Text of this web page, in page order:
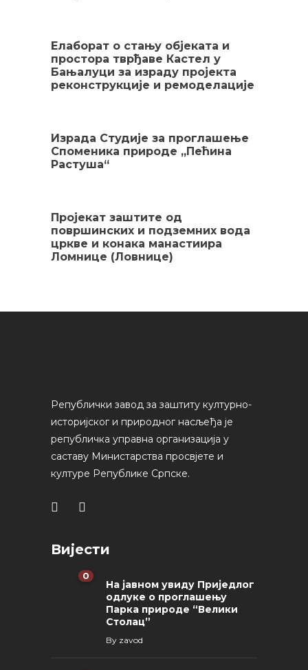
Елаборат о стању објеката и
простора тврђаве Кастел у
Бањалуци за израду пројекта
реконструкције и ремоделације
Израда Студије за проглашење
Споменика природе „Пећина
Растуша“
Пројекат заштите од
површинских и подземних вода
цркве и конака манастиира
Ломнице (Ловнице)
Републички завод за заштиту културно-
историјског и природног насљеђа је
републичка управна организација у
саставу Министарства просвјете и
културе Републике Српске.
Вијести
0
На јавном увиду Приједлог
oдлуке о проглашењу
Парка природе “Велики
Столац”
By zavod